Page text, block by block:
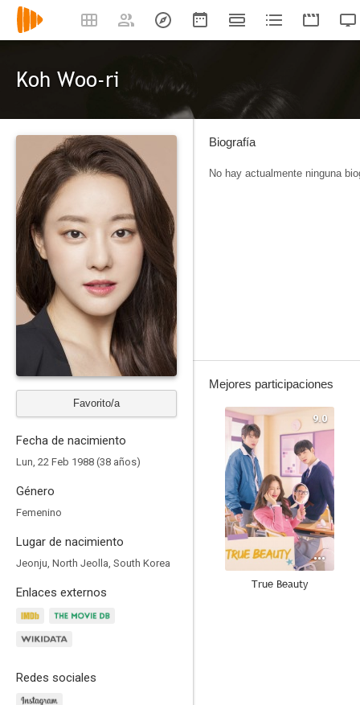
Koh Woo-ri
Favorito/a
Fecha de nacimiento
Lun, 22 Feb 1988 (38 años)
Género
Femenino
Lugar de nacimiento
Jeonju, North Jeolla, South Korea
Enlaces externos
Redes sociales
Biografía
No hay actualmente ninguna
Mejores participaciones
9.0
True Beauty